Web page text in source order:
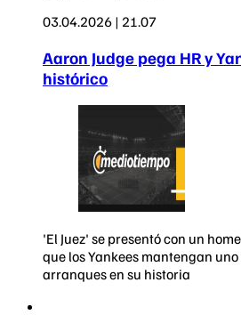
03.04.2026 | 21.07
Aaron Judge pega HR y
histórico
'El Juez' se presentó con un
que los Yankees mantengan
arranques en su historia